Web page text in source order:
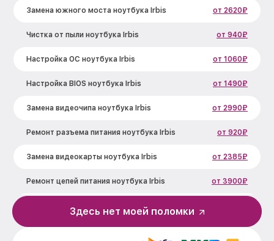
Замена южного моста ноутбука Irbis от 2620₽
Чистка от пыли ноутбука Irbis от 940₽
Настройка ОС ноутбука Irbis от 1060₽
Настройка BIOS ноутбука Irbis от 1490₽
Замена видеочипа ноутбука Irbis от 2990₽
Ремонт разъема питания ноутбука Irbis от 920₽
Замена видеокарты ноутбука Irbis от 2385₽
Ремонт цепей питания ноутбука Irbis от 3900₽
Замена жесткого диска ноутбука Irbis
Здесь нет моей поломки